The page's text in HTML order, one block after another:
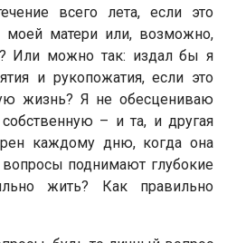
всего лета, если это
моей матери или, возможно,
Или можно так: издал бы я
и рукопожатия, если это
жизнь? Я не обесцениваю
– и та, и другая
каждому дню, когда она
поднимают глубокие
жить? Как правильно